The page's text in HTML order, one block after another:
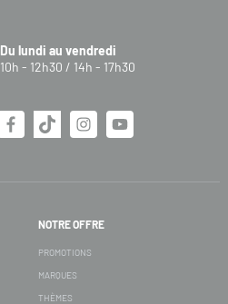
Du lundi au vendredi
10h - 12h30 / 14h - 17h30
NOTRE OFFRE
PROMOTIONS
MARQUES
THÈMES